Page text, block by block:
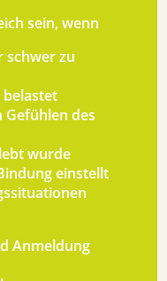
sein, wenn
schwer zu
belastet
des
wurde
einstellt
Anmeldung